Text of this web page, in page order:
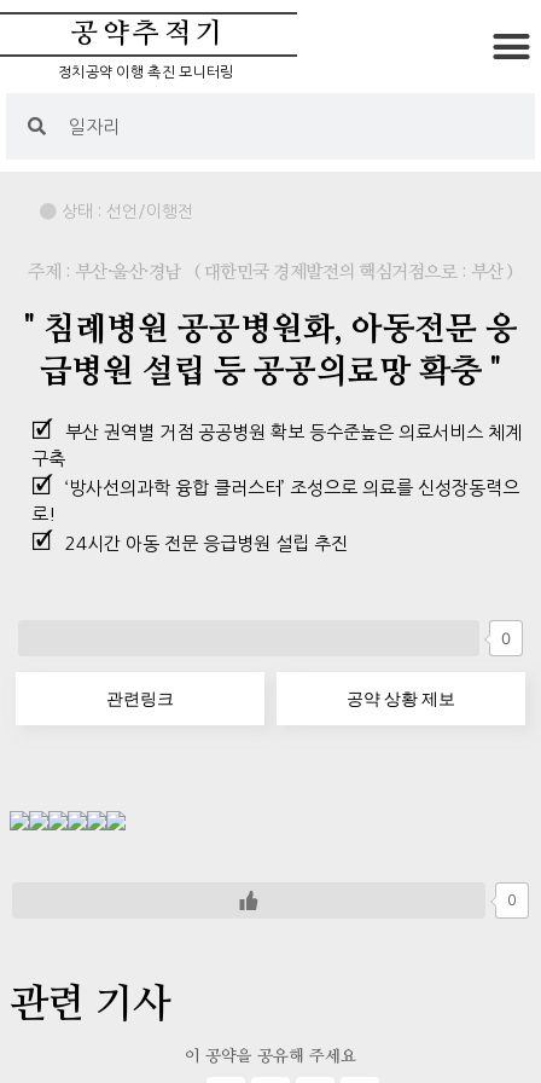
공약추적기
정치공약 이행 촉진 모니터링
상태 : 선언/이행전
주제 : 부산·울산·경남 ( 대한민국 경제발전의 핵심거점으로 : 부산 )
" 침례병원 공공병원화, 아동전문 응
급병원 설립 등 공공의료망 확충 "
부산 권역별 거점 공공병원 확보 등수준높은 의료서비스 체계
구축
‘방사선의과학 융합 클러스터’ 조성으로 의료를 신성장동력으
로!
24시간 아동 전문 응급병원 설립 추진
0
관련링크 공약 상황 제보
0
관련 기사
이 공약을 공유해 주세요